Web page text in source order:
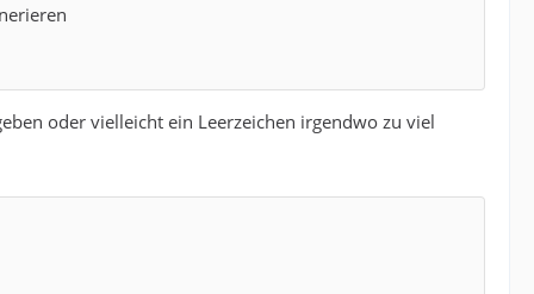
oder vielleicht ein Leerzeichen irgendwo zu viel